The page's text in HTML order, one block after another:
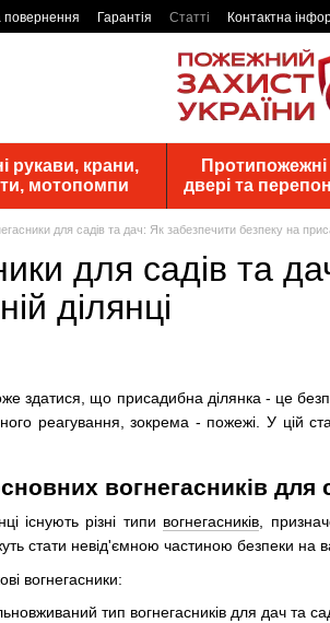
повернення Гарантія Статті Контактна
рукави, крани,
мотопомпи
Протипожежні
двері та
для садів та дач: Як забезпечити безпеку на
для садів та
ділянці
здатися, що присадибна ділянка - це
реагування, зокрема - пожежі. У цій
вогнегасників для
існують різні типи вогнегасників,
стати невід'ємною частиною безпеки на
вогнегасники:
тип вогнегасників для дач та